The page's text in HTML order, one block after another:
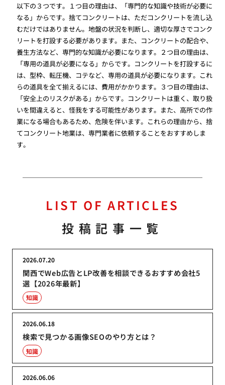
以下の３つです。１つ目の理由は、「専門的な知識や技術が必要に
なる」からです。捨てコンクリートは、ただコンクリートを流し込
むだけではありません。地盤の状況を判断し、適切な厚さでコンク
リートを打設する必要があります。また、コンクリートの配合や、
養生方法など、専門的な知識が必要になります。２つ目の理由は、
「専用の道具が必要になる」からです。コンクリートを打設するに
は、型枠、転圧機、コテなど、専用の道具が必要になります。これ
らの道具を全て揃えるには、費用がかかります。３つ目の理由は、
「安全上のリスクがある」からです。コンクリートは重く、取り扱
いを間違えると、怪我をする可能性があります。また、高所での作
業になる場合もあるため、危険を伴います。これらの理由から、捨
てコンクリート地業は、専門業者に依頼することをおすすめしま
す。
LIST OF ARTICLES
投稿記事一覧
関西でWeb広告とLP改善を相談できるおすすめ会社5
選【2026年最新】
2026.07.20
知識
検索で見つかる画像SEOのやり方とは？
2026.06.18
知識
2026.06.06